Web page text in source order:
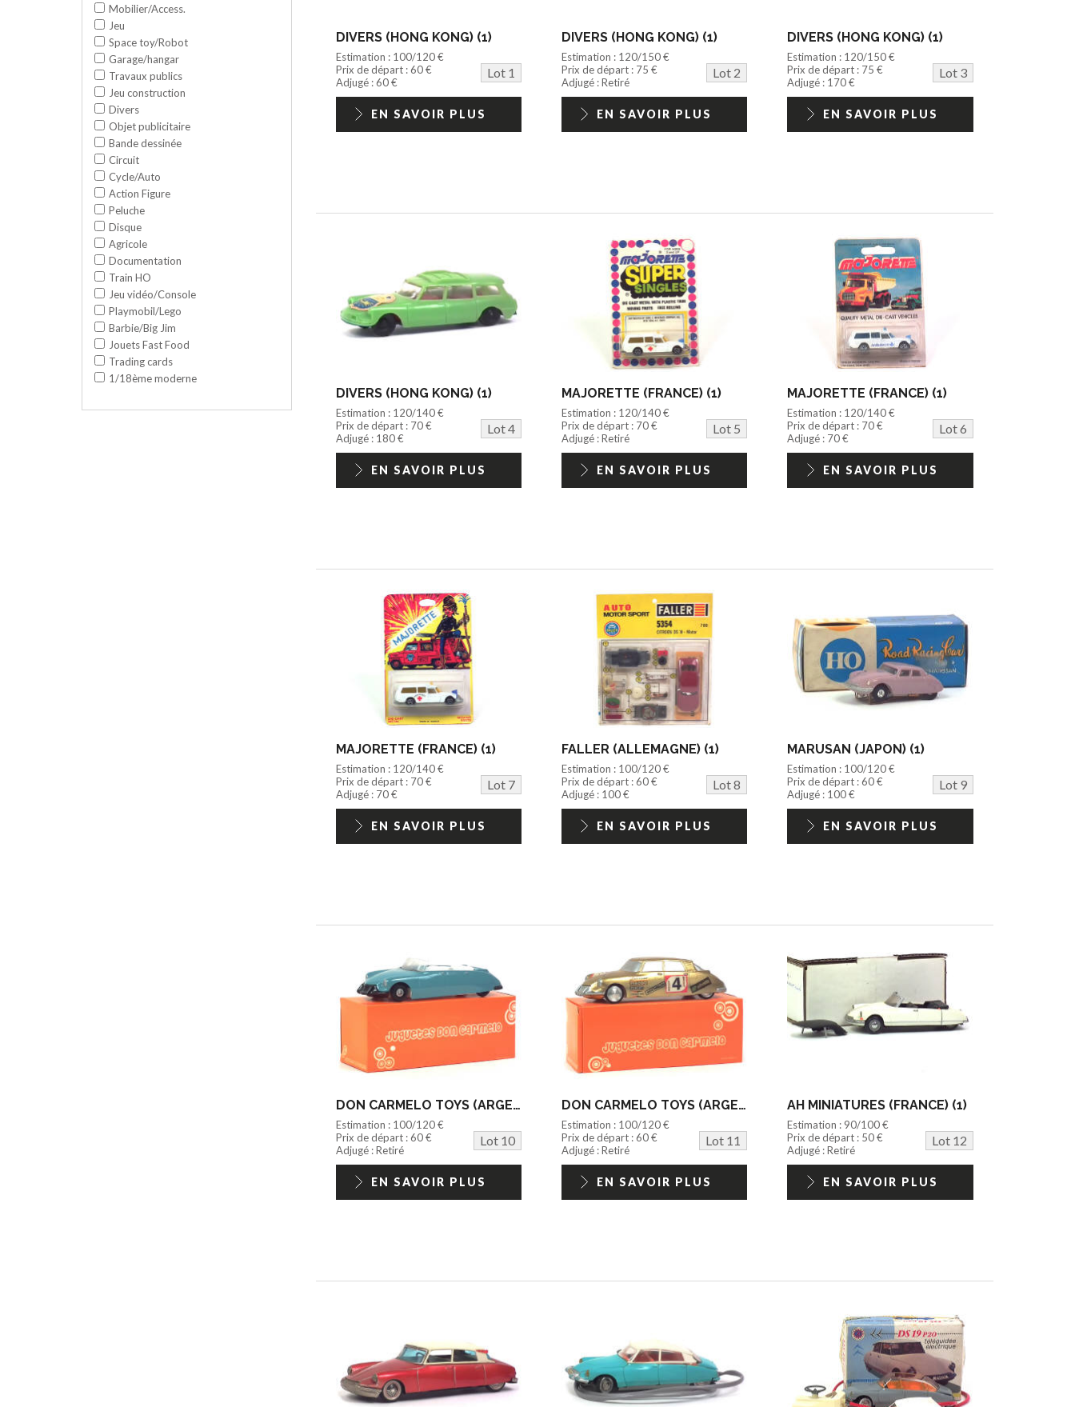
Mobilier/Access.
Jeu
Space toy/Robot
Garage/hangar
Travaux publics
Jeu construction
Divers
Objet publicitaire
Bande dessinée
Circuit
Cycle/Auto
Action Figure
Peluche
Disque
Agricole
Documentation
Train HO
Jeu vidéo/Console
Playmobil/Lego
Barbie/Big Jim
Jouets Fast Food
Trading cards
1/18ème moderne
DIVERS (HONG KONG) (1)
Estimation : 100/120 €
Prix de départ : 60 €
Lot 1
Adjugé : 60 €
EN SAVOIR PLUS
DIVERS (HONG KONG) (1)
Estimation : 120/150 €
Prix de départ : 75 €
Lot 2
Adjugé : Retiré
EN SAVOIR PLUS
DIVERS (HONG KONG) (1)
Estimation : 120/150 €
Prix de départ : 75 €
Lot 3
Adjugé : 170 €
EN SAVOIR PLUS
DIVERS (HONG KONG) (1)
Estimation : 120/140 €
Prix de départ : 70 €
Lot 4
Adjugé : 180 €
EN SAVOIR PLUS
MAJORETTE (FRANCE) (1)
Estimation : 120/140 €
Prix de départ : 70 €
Lot 5
Adjugé : Retiré
EN SAVOIR PLUS
MAJORETTE (FRANCE) (1)
Estimation : 120/140 €
Prix de départ : 70 €
Lot 6
Adjugé : 70 €
EN SAVOIR PLUS
MAJORETTE (FRANCE) (1)
Estimation : 120/140 €
Prix de départ : 70 €
Lot 7
Adjugé : 70 €
EN SAVOIR PLUS
FALLER (ALLEMAGNE) (1)
Estimation : 100/120 €
Prix de départ : 60 €
Lot 8
Adjugé : 100 €
EN SAVOIR PLUS
MARUSAN (JAPON) (1)
Estimation : 100/120 €
Prix de départ : 60 €
Lot 9
Adjugé : 100 €
EN SAVOIR PLUS
DON CARMELO TOYS (ARGENTINE) (1)
Estimation : 100/120 €
Prix de départ : 60 €
Lot 10
Adjugé : Retiré
EN SAVOIR PLUS
DON CARMELO TOYS (ARGENTINE) (1)
Estimation : 100/120 €
Prix de départ : 60 €
Lot 11
Adjugé : Retiré
EN SAVOIR PLUS
AH MINIATURES (FRANCE) (1)
Estimation : 90/100 €
Prix de départ : 50 €
Lot 12
Adjugé : Retiré
EN SAVOIR PLUS